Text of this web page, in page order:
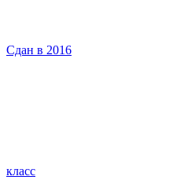
Сдан в 2016
класс